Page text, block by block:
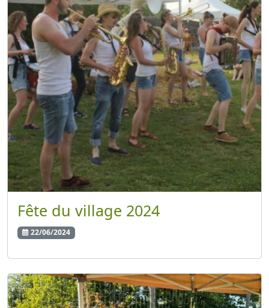
Fête du village 2024
22/06/2024